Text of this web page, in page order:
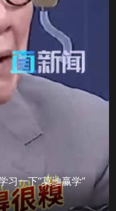
习一下“莫迪赢学”